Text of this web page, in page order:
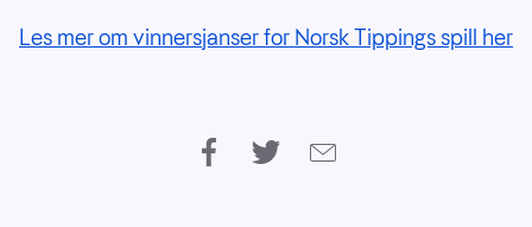
Les mer om vinnersjanser for Norsk Tippings spill her